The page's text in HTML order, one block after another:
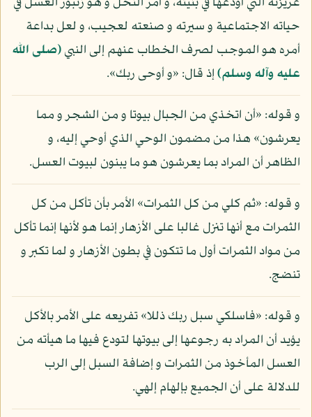
حياته الاجتماعية و سيرته و صنعته لعجيب، و لعل بداعة
أمره هو الموجب لصرف الخطاب عنهم إلى النبي(صلى الله
عليه وآله وسلم)إذ قال: «و أوحى ربك».
و قوله: «أن اتخذي من الجبال بيوتا و من الشجر و مما
يعرشون» هذا من مضمون الوحي الذي أوحي إليه، و
الظاهر أن المراد بما يعرشون هو ما يبنون لبيوت العسل.
و قوله: «ثم كلي من كل الثمرات» الأمر بأن تأكل من كل
الثمرات مع أنها تنزل غالبا على الأزهار إنما هو لأنها إنما تأكل
من مواد الثمرات أول ما تتكون في بطون الأزهار و لما تكبر و
تنضج.
و قوله: «فاسلكي سبل ربك ذللا» تفريعه على الأمر بالأكل
يؤيد أن المراد به رجوعها إلى بيوتها لتودع فيها ما هيأته من
العسل المأخوذ من الثمرات و إضافة السبل إلى الرب
للدلالة على أن الجميع بإلهام إلهي.